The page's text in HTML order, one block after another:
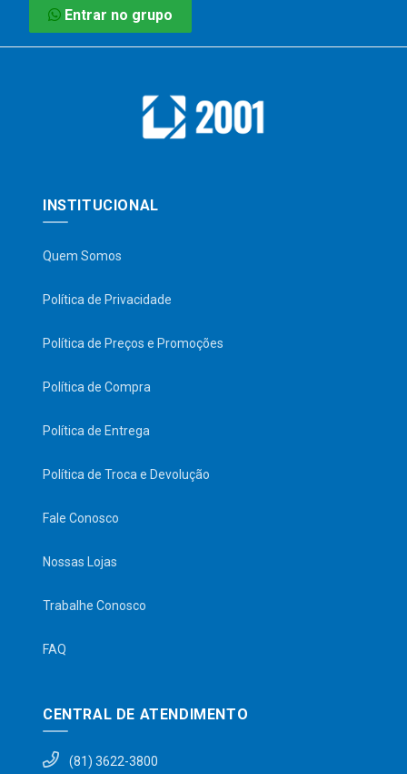
Entrar no grupo
INSTITUCIONAL
Quem Somos
Política de Privacidade
Política de Preços e Promoções
Política de Compra
Política de Entrega
Política de Troca e Devolução
Fale Conosco
Nossas Lojas
Trabalhe Conosco
FAQ
CENTRAL DE ATENDIMENTO
(81) 3622-3800